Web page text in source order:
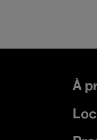
Footer
menu
À